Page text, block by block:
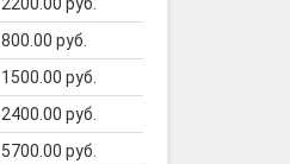
2200.00 руб.
800.00 руб.
1500.00 руб.
2400.00 руб.
5700.00 руб.